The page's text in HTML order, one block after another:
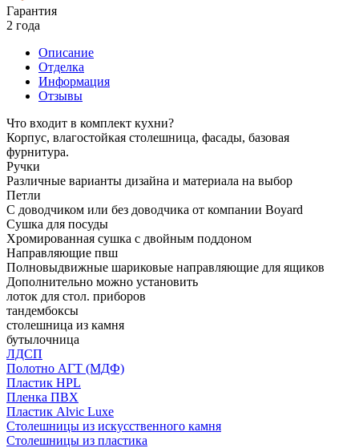
Гарантия
2 года
Описание
Отделка
Информация
Отзывы
Что входит в комплект кухни?
Корпус, влагостойкая столешница, фасады, базовая
фурнитура.
Ручки
Различные варианты дизайна и материала на выбор
Петли
С доводчиком или без доводчика от компании Boyard
Сушка для посуды
Хромированная сушка с двойным поддоном
Направляющие пвш
Полновыдвижные шариковые направляющие для ящиков
Дополнительно можно установить
лоток для стол. приборов
тандембоксы
столешница из камня
бутылочница
ЛДСП
Полотно АГТ (МДФ)
Пластик HPL
Пленка ПВХ
Пластик Alvic Luxe
Столешницы из искусственного камня
Столешницы из пластика